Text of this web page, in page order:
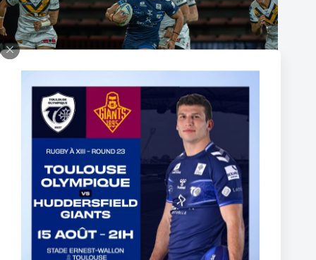
Fin de l’aventure Olympienne pour Reubenn Rennie
6 août 2026